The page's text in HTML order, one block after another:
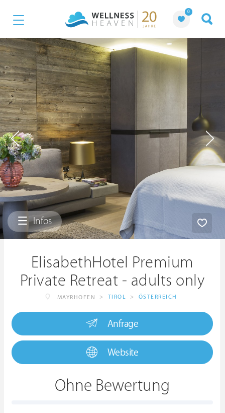
0
Infos
ElisabethHotel Premium
Private Retreat - adults only
MAYRHOFEN > TIROL > ÖSTERREICH
Anfrage
Website
Ohne Bewertung